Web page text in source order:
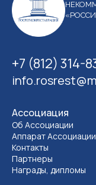
+7 (812) 314-
Ассоциация
Об Ассоциации
Аппарат
Контакты
Партнеры
Награды, дипломы